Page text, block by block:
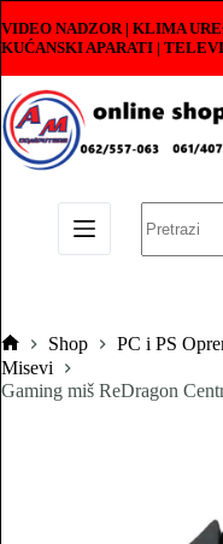
to
content
VIDEO NADZOR | KLIMA
KUĆANSKI APARATI |
results
Pocetna
Shop PC i PS
Misevi
Gaming miš ReDragon